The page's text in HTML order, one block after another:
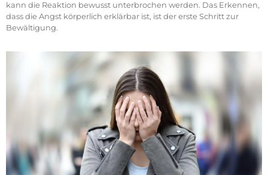
kann die Reaktion bewusst unterbrochen werden. Das Erkennen,
dass die Angst körperlich erklärbar ist, ist der erste Schritt zur
Bewältigung.